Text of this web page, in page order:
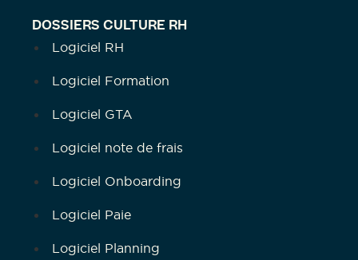
DOSSIERS CULTURE RH
Logiciel RH
Logiciel Formation
Logiciel GTA
Logiciel note de frais
Logiciel Onboarding
Logiciel Paie
Logiciel Planning